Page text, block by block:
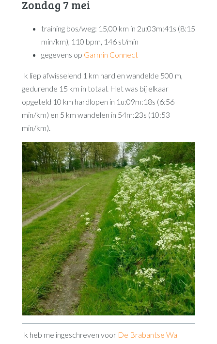
Zondag 7 mei
training bos/weg: 15,00 km in 2u:03m:41s (8:15
min/km), 110 bpm, 146 st/min
gegevens op Garmin Connect
Ik liep afwisselend 1 km hard en wandelde 500 m,
gedurende 15 km in totaal. Het was bij elkaar
opgeteld 10 km hardlopen in 1u:09m:18s (6:56
min/km) en 5 km wandelen in 54m:23s (10:53
min/km).
Ik heb me ingeschreven voor De Brabantse Wal